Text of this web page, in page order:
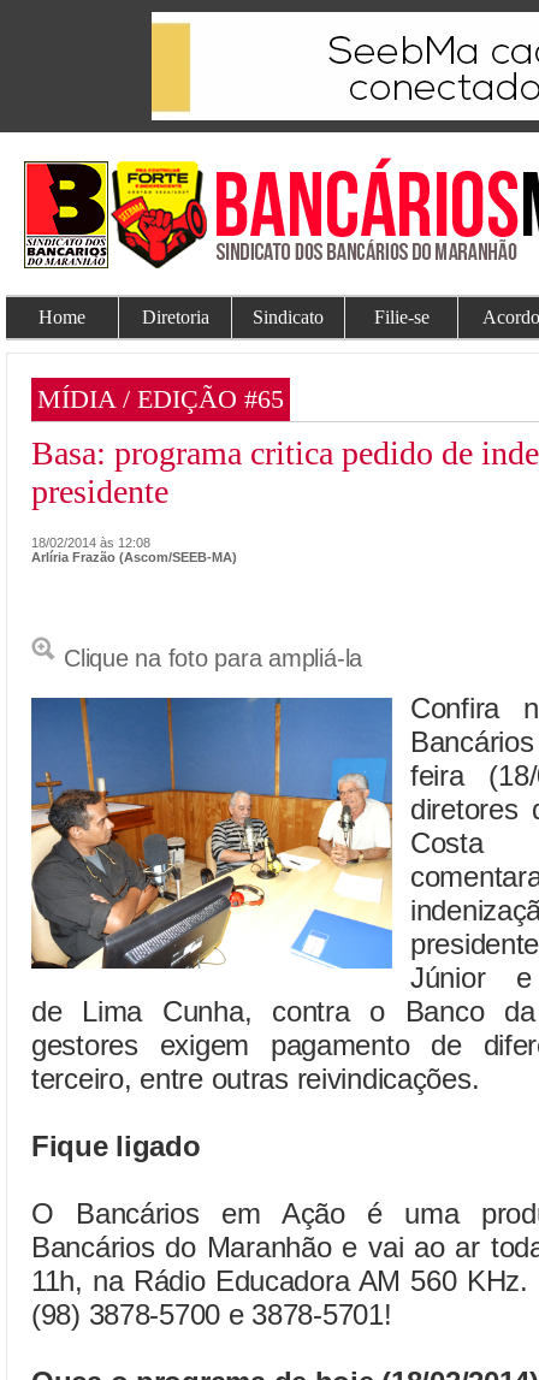
Home Diretoria Sindicato Filie-se
MÍDIA / EDIÇÃO #65
Basa: programa critica pedido de
presidente
18/02/2014 às 12:08
Arlíria Frazão (Ascom/SEEB-MA)
Clique na foto para ampliá-la
Confira
feira
diretores
Costa
Júnior e
de Lima Cunha, contra o Banco
gestores exigem pagamento de
terceiro, entre outras reivindicações.
Fique ligado
O Bancários em Ação é uma
Bancários do Maranhão e vai ao ar
11h, na Rádio Educadora AM 560
(98) 3878-5700 e 3878-5701!